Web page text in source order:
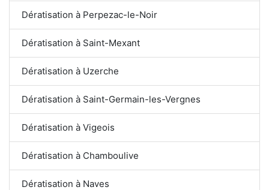
Dératisation à Perpezac-le-Noir
Dératisation à Saint-Mexant
Dératisation à Uzerche
Dératisation à Saint-Germain-les-Vergnes
Dératisation à Vigeois
Dératisation à Chamboulive
Dératisation à Naves